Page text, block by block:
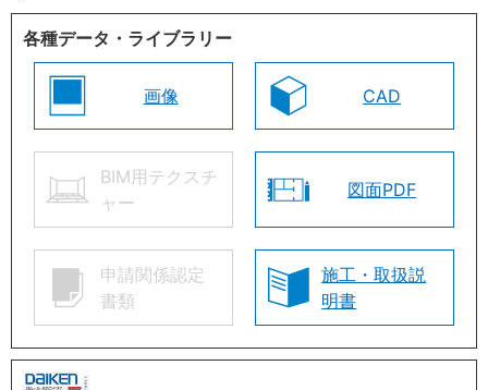
各種データ・ライブラリー
画像 CAD
BIM用テクスチ
ャー
図面PDF
申請関係認定
書類
施工・取扱説
明書